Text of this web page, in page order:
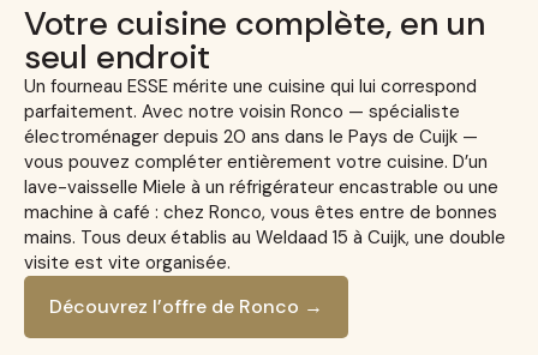
Votre cuisine complète, en un
seul endroit
Un fourneau ESSE mérite une cuisine qui lui correspond
parfaitement. Avec notre voisin Ronco — spécialiste
électroménager depuis 20 ans dans le Pays de Cuijk —
vous pouvez compléter entièrement votre cuisine. D’un
lave-vaisselle Miele à un réfrigérateur encastrable ou une
machine à café : chez Ronco, vous êtes entre de bonnes
mains. Tous deux établis au Weldaad 15 à Cuijk, une double
visite est vite organisée.
Découvrez l’offre de Ronco →